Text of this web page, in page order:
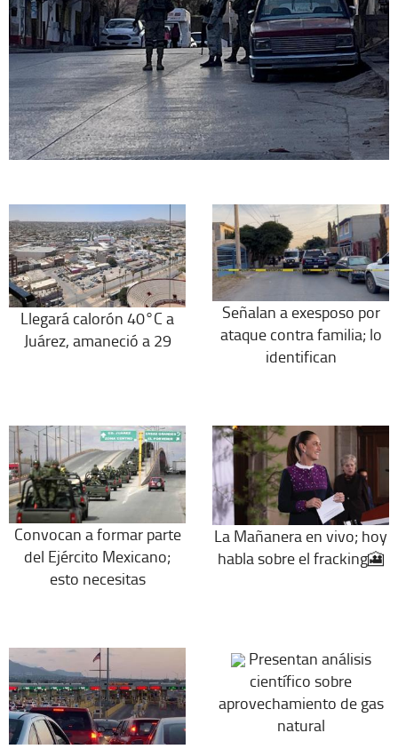
Llegará calorón 40°C a
Juárez, amaneció a 29
Señalan a exesposo por
ataque contra familia; lo
identifican
Convocan a formar parte
del Ejército Mexicano;
esto necesitas
La Mañanera en vivo; hoy
habla sobre el fracking🎦
Presentan análisis
científico sobre
aprovechamiento de gas
natural